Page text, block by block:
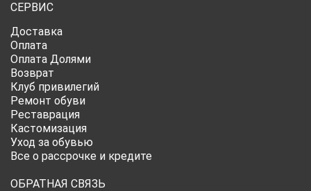
СЕРВИС
Доставка
Оплата
Оплата Долями
Возврат
Клуб привилегий
Ремонт обуви
Реставрация
Кастомизация
Уход за обувью
Все о рассрочке и кредите
ОБРАТНАЯ СВЯЗЬ